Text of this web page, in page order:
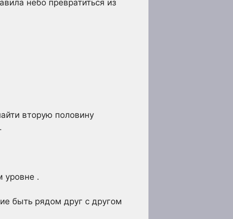
небо превратиться из
вторую половину
уровне .
быть рядом друг с другом